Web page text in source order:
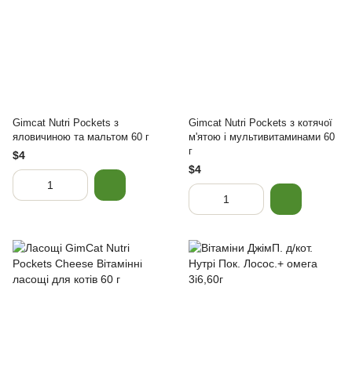
Gimcat Nutri Pockets з
яловичиною та мальтом 60 г
$4
Gimcat Nutri Pockets з котячої
м'ятою і мультивитаминами 60
г
$4